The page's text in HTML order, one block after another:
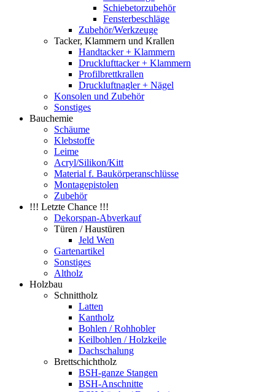
Schiebetorzubehör
Fensterbeschläge
Zubehör/Werkzeuge
Tacker, Klammern und Krallen
Handtacker + Klammern
Drucklufttacker + Klammern
Profilbrettkrallen
Druckluftnagler + Nägel
Konsolen und Zubehör
Sonstiges
Bauchemie
Schäume
Klebstoffe
Leime
Acryl/Silikon/Kitt
Material f. Baukörperanschlüsse
Montagepistolen
Zubehör
!!! Letzte Chance !!!
Dekorspan-Abverkauf
Türen / Haustüren
Jeld Wen
Gartenartikel
Sonstiges
Altholz
Holzbau
Schnittholz
Latten
Kantholz
Bohlen / Rohhobler
Keilbohlen / Holzkeile
Dachschalung
Brettschichtholz
BSH-ganze Stangen
BSH-Anschnitte